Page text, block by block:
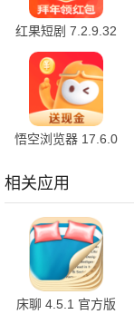
红果短剧 7.2.9.32
官方版
悟空浏览器 17.6.0
相关应用
床聊 4.5.1 官方版